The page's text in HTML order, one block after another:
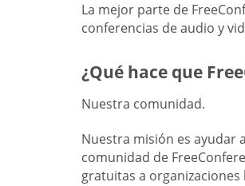
La mejor parte de
conferencias de audio y
¿Qué hace que
Nuestra comunidad.
Nuestra misión es ayudar
comunidad de
gratuitas a